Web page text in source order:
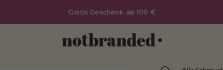
Gratis Geschenk ab 100 €
Notbranded